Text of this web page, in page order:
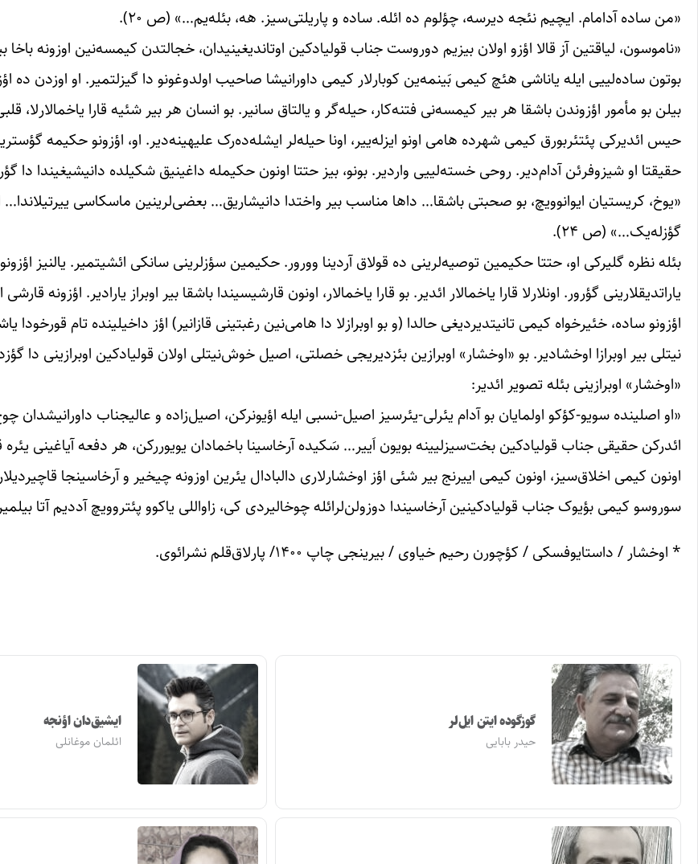
«من ساده آدامام. ایچیم نئجه دیرسه، چؤلوم ده ائله. ساده و پاریلتی‌سیز. هه، بئله‌یم…» (ص ۲۰).
«ناموسون، لیاقتین آز قالا اؤزو اولان بیزیم دوروست جناب قولیادکین اوتاندیغینیدان، خجالتدن کیمسه‌نین اوزونه باخا
بوتون ساده‌لییی ایله یاناشی هئچ کیمی بَینمه‌ین کوبارلار کیمی داورانیشا صاحیب اولدوغونو دا گیزلتمیر. او اوزدن ده
بیلن بو مأمور اؤزوندن باشقا هر بیر کیمسه‌نی فتنه‌کار، حیله‌گر و یالتاق سانیر. بو انسان هر بیر شئیه قارا یاخمالارلا، قلبی
حیس ائدیرکی پئتئربورق کیمی شهرده هامی اونو ایزله‌ییر، اونا حیله‌لر ایشله‌ده‌رک علیهینه‌دیر. او، اؤزونو حکیمه
حقیقتا او شیزوفرئن آدام‌دیر. روحی خسته‌لییی واردیر. بونو، بیز حتتا اونون حکیمله داغینیق شکیلده دانیشیغیندا دا
«یوخ، کریستیان ایوانوویچ، بو صحبتی باشقا… داها مناسب بیر واختدا دانیشاریق… بعضی‌لرینین ماسکاسی ییرتیلاندا…
گؤزله‌یک…» (ص ۲۴).
بئله نظره گلیرکی او، حتتا حکیمین توصیه‌لرینی ده قولاق آردینا وورور. حکیمین سؤزلرینی سانکی ائشیتمیر. یالنیز
یاراتدیقلارینی گؤرور. اونلارلا قارا یاخمالار ائدیر. بو قارا یاخمالار، اونون قارشیسیندا باشقا بیر اوبراز یارادیر. اؤزونه
اؤزونو ساده، خئیرخواه کیمی تانیتدیردیغی حالدا (و بو اوبرازلا دا هامی‌نین رغبتینی قازانیر) اؤز داخیلینده تام قورخودا
نیتلی بیر اوبرازا اوخشادیر. بو «اوخشار» اوبرازین بئزدیریجی خصلتی، اصیل خوش‌نیتلی اولان قولیادکین اوبرازینی دا
«اوخشار» اوبرازینی بئله تصویر ائدیر:
«او اصلینده سویو-کؤکو اولمایان بو آدام یئرلی-یئرسیز اصیل-نسبی ایله اؤیونرکن، اصیل‌زاده و عالیجناب داورانیشدان
ائدرکن حقیقی جناب قولیادکین بخت‌سیزلیینه بویون اَییر… سَکیده آرخاسینا باخمادان یویوررکن، هر دفعه آیاغینی یئره
اونون کیمی اخلاق‌سیز، اونون کیمی اییرنج بیر شئی اؤز اوخشارلاری دالبادال یئرین اوزونه چیخیر و آرخاسینجا
سوروسو کیمی بؤیوک جناب قولیادکینین آرخاسیندا دوزولن‌لرائله چوخالیردی کی، زاواللی یاکوو پئتروویچ آددیم آتا
* اوخشار / داستایوفسکی / کؤچورن رحیم خیاوی / بیرینجی چاپ ۱۴۰۰/ پارلاق‌قلم نشرائوی.
گوزگوده ایتن ایل‌لر
حیدر بابایی
ایشیق‌دان اؤنجه
ائلمان موغانلی